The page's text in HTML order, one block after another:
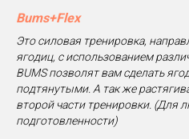
Bums+Flex
Это силовая тренировка,
ягодиц, с использованием
BUMS позволят вам сделать
подтянутыми. А так же
второй части тренировки. (Для
подготовленности)